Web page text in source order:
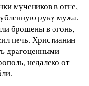
мучеников в огне,
руку мужа:
брошены в огонь,
печь. Христианин
драгоценными
недалеко от